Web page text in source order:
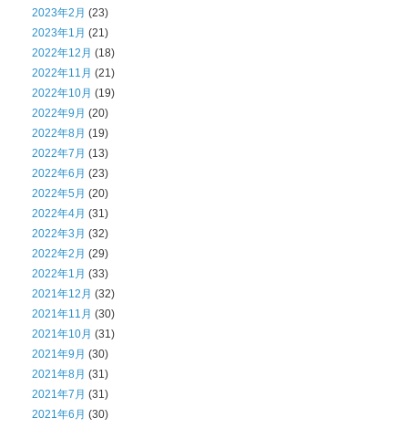
2023年2月 (23)
2023年1月 (21)
2022年12月 (18)
2022年11月 (21)
2022年10月 (19)
2022年9月 (20)
2022年8月 (19)
2022年7月 (13)
2022年6月 (23)
2022年5月 (20)
2022年4月 (31)
2022年3月 (32)
2022年2月 (29)
2022年1月 (33)
2021年12月 (32)
2021年11月 (30)
2021年10月 (31)
2021年9月 (30)
2021年8月 (31)
2021年7月 (31)
2021年6月 (30)